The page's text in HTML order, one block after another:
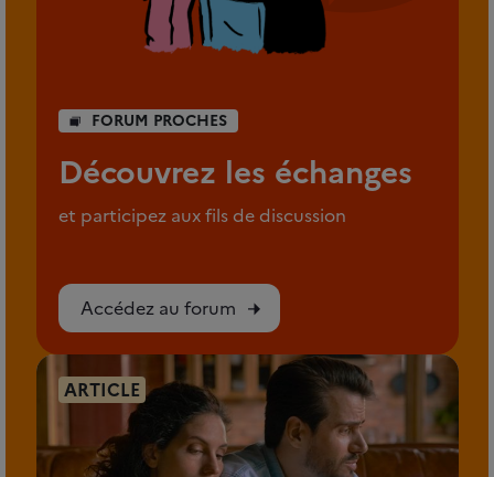
FORUM PROCHES
Découvrez les échanges
et participez aux fils de discussion
Accédez au forum
ARTICLE